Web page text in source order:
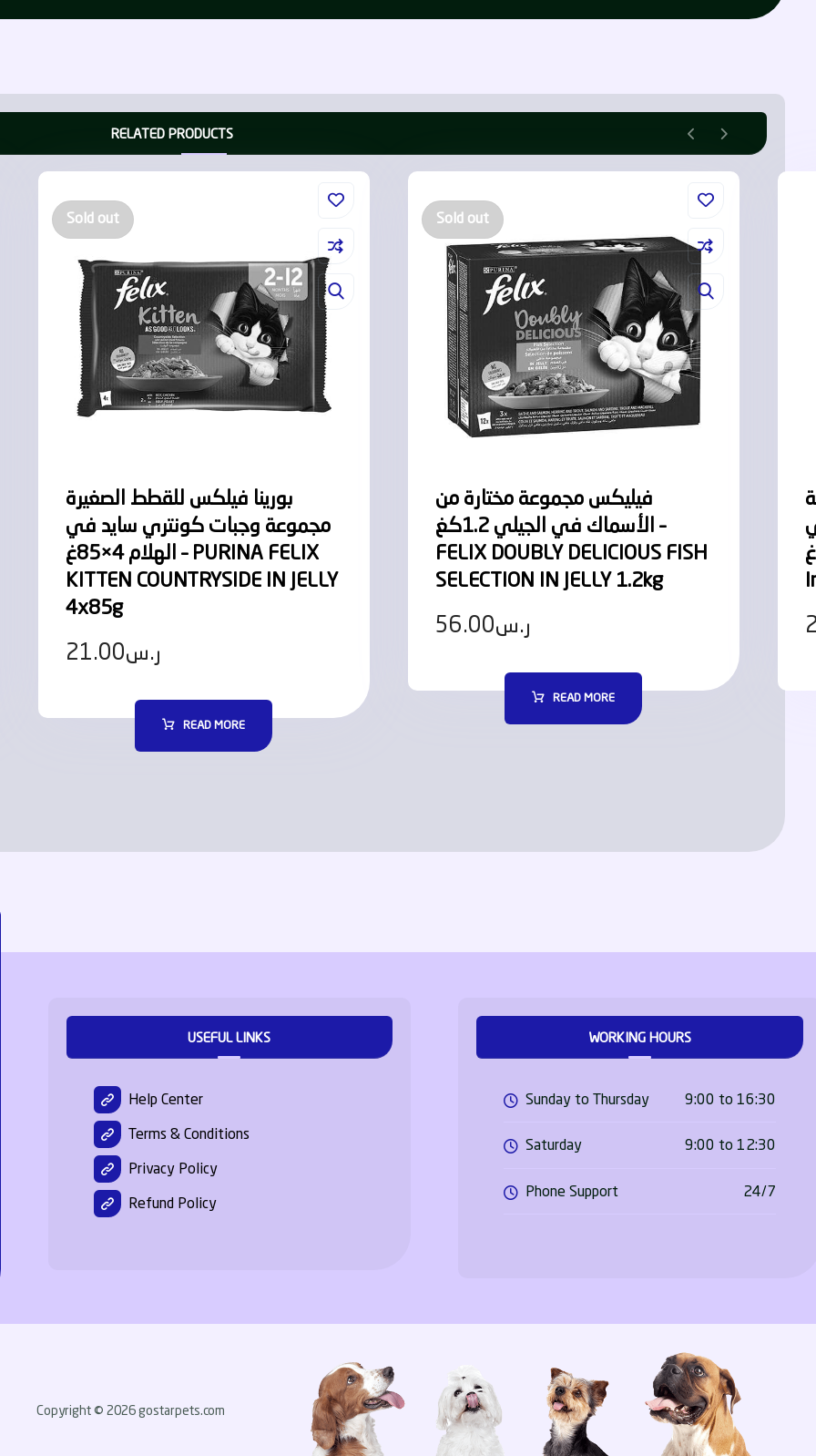
RELATED PRODUCTS
بورينا فيلكس للقطط الصغيرة
مجموعة وجبات كونتري سايد في
الهلام 4×85غ – PURINA FELIX
KITTEN COUNTRYSIDE IN JELLY
4x85g
ر.س21.00
Sold out
READ MORE
فيليكس مجموعة مختارة من
الأسماك في الجيلي 1.2كغ –
FELIX DOUBLY DELICIOUS FISH
SELECTION IN JELLY 1.2kg
ر.س56.00
Sold out
READ MORE
85غ – Tiki Cat Stix With Salmon
USEFUL LINKS
Help Center
Terms & Conditions
Privacy Policy
Refund Policy
WORKING HOURS
Sunday to Thursday 9:00 to 16:30
Saturday 9:00 to 12:30
Phone Support 24/7
Copyright © 2026 gostarpets.com